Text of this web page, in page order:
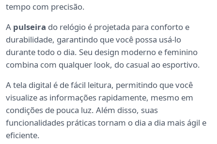
tempo com precisão.
A pulseira do relógio é projetada para conforto e
durabilidade, garantindo que você possa usá-lo
durante todo o dia. Seu design moderno e feminino
combina com qualquer look, do casual ao esportivo.
A tela digital é de fácil leitura, permitindo que você
visualize as informações rapidamente, mesmo em
condições de pouca luz. Além disso, suas
funcionalidades práticas tornam o dia a dia mais ágil e
eficiente.